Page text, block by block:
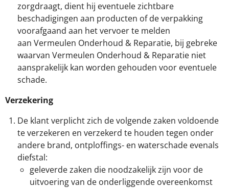
zorgdraagt, dient hij eventuele zichtbare
beschadigingen aan producten of de verpakking
voorafgaand aan het vervoer te melden
aan Vermeulen Onderhoud & Reparatie, bij gebreke
waarvan Vermeulen Onderhoud & Reparatie niet
aansprakelijk kan worden gehouden voor eventuele
schade.
Verzekering
De klant verplicht zich de volgende zaken voldoende
te verzekeren en verzekerd te houden tegen onder
andere brand, ontploffings- en waterschade evenals
diefstal:
geleverde zaken die noodzakelijk zijn voor de
uitvoering van de onderliggende overeenkomst